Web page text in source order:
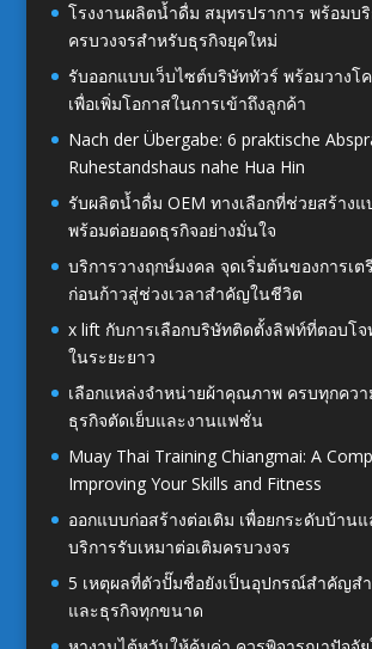
โรงงานผลิตน้ำดื่ม สมุทรปราการ พร้อมบ
ครบวงจรสำหรับธุรกิจยุคใหม่
รับออกแบบเว็บไซต์บริษัททัวร์ พร้อมวางโค
เพื่อเพิ่มโอกาสในการเข้าถึงลูกค้า
Nach der Übergabe: 6 praktische
Ruhestandshaus nahe Hua Hin
รับผลิตน้ำดื่ม OEM ทางเลือกที่ช่วยสร้างแ
พร้อมต่อยอดธุรกิจอย่างมั่นใจ
บริการวางฤกษ์มงคล จุดเริ่มต้นของการเ
ก่อนก้าวสู่ช่วงเวลาสำคัญในชีวิต
x lift กับการเลือกบริษัทติดตั้งลิฟท์ที่ตอบโจ
ในระยะยาว
เลือกแหล่งจำหน่ายผ้าคุณภาพ ครบทุกควา
ธุรกิจตัดเย็บและงานแฟชั่น
Muay Thai Training Chiangmai: A
Improving Your Skills and Fitness
ออกแบบก่อสร้างต่อเติม เพื่อยกระดับบ้าน
บริการรับเหมาต่อเติมครบวงจร
5 เหตุผลที่ตัวปั๊มชื่อยังเป็นอุปกรณ์สำคัญส
และธุรกิจทุกขนาด